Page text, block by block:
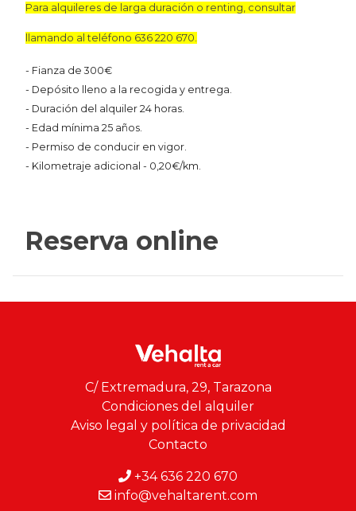
Para alquileres de larga duración o renting, consultar
llamando al teléfono 636 220 670.
- Fianza de 300€
- Depósito lleno a la recogida y entrega.
- Duración del alquiler 24 horas.
- Edad mínima 25 años.
- Permiso de conducir en vigor.
- Kilometraje adicional - 0,20€/km.
Reserva online
C/ Extremadura, 29, Tarazona
Condiciones del alquiler
Aviso legal y política de privacidad
Contacto
+34 636 220 670
info@vehaltarent.com